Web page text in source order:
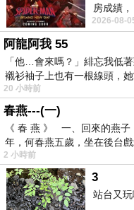
有需要的網友們可
的優惠折扣喔！
=>點此取得優惠
房成績
《復仇者
2026-08-
阿龍阿我 55
「他…會來嗎？」緋忘我低
襯衫袖子上也有一根線頭，
20 小時前
春燕---(一)
《 春 燕 》 一、回來的燕
年，何春燕五歲，坐在後台
2 小時前
3
站台又玩